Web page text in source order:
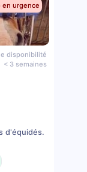
en urgence
disponibilité
< 3 semaines
d'équidés.